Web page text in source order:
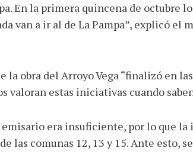
En la primera quincena de octubre
van a ir al de La Pampa”, explicó
la obra del Arroyo Vega “finalizó en
valoran estas iniciativas cuando
era insuficiente, por lo que
las comunas 12, 13 y 15. Ante esto,